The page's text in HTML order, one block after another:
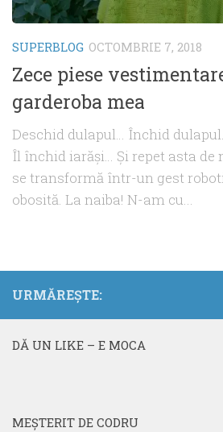
SUPERBLOG OCTOMBRIE 7, 2018
Zece piese
garderoba mea
Deschid dulapul… Închid
Îl închid iarăşi… Şi repet asta de
se transformă într-un gest
obosită. La naiba! N-am cu...
URMĂREȘTE:
DĂ UN LIKE – E MOCA
MEŞTERIT DE CODRU